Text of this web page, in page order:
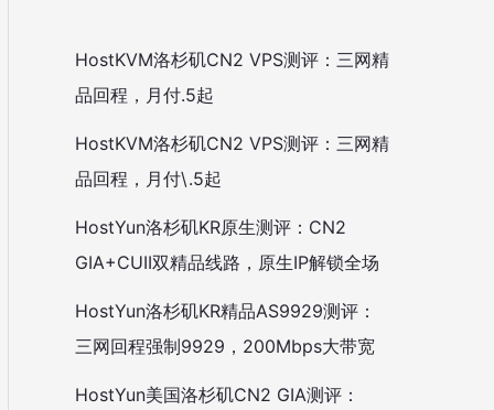
HostKVM洛杉矶CN2 VPS测评：三网精
品回程，月付.5起
HostKVM洛杉矶CN2 VPS测评：三网精
品回程，月付\.5起
HostYun洛杉矶KR原生测评：CN2
GIA+CUII双精品线路，原生IP解锁全场
HostYun洛杉矶KR精品AS9929测评：
三网回程强制9929，200Mbps大带宽
HostYun美国洛杉矶CN2 GIA测评：